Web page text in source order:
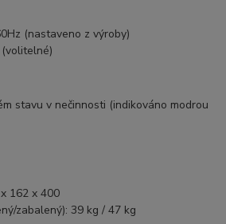
(nastaveno z výroby)
stavu v nečinnosti (indikováno modrou
162 x 400
zabalený): 39 kg / 47 kg